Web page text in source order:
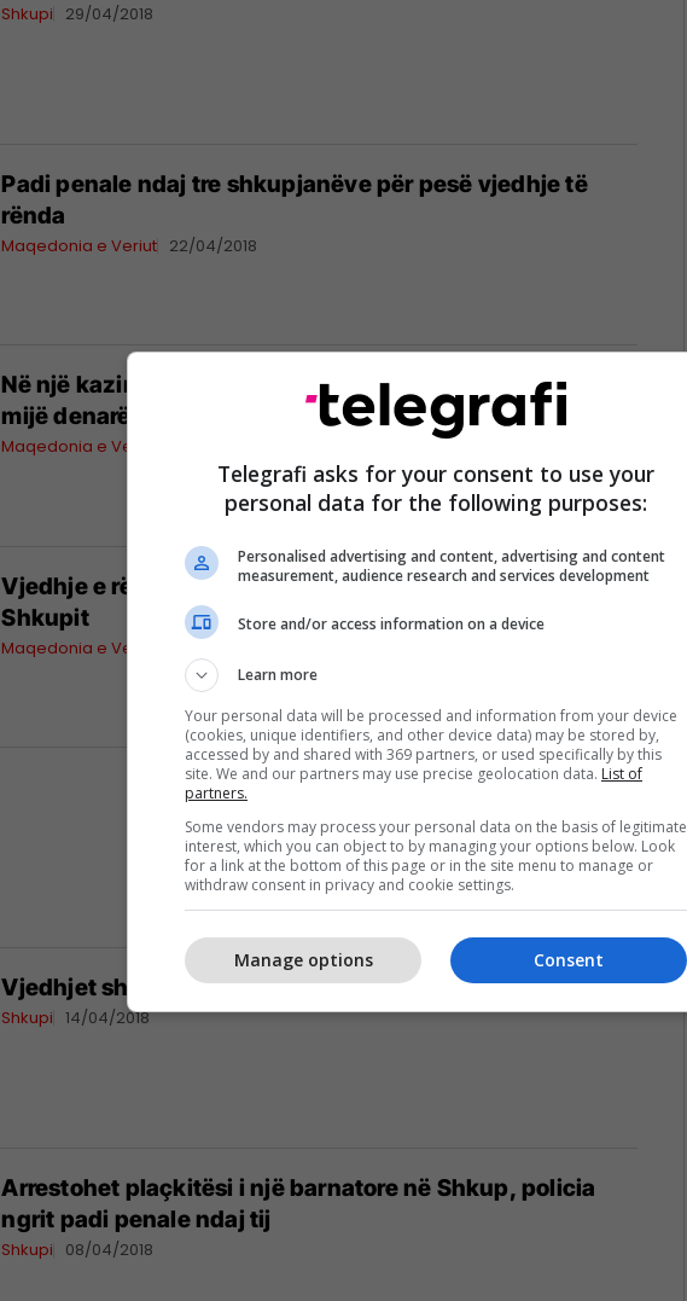
Shkupi 29/04/2018
Padi penale ndaj tre shkupjanëve për pesë vjedhje të
rënda
Maqedonia e Veriut 22/04/2018
Në një kazino në Shkup janë vjedhur më shumë se 125
mijë denarë
Maqedonia e Veriut
Vjedhje e rëndë në një banesë në Gjorçe Petrov të
Shkupit
Maqedonia e Veriut
Vjedhjet shqetësim serioz për banorët e Shkupit
Shkupi 14/04/2018
Arrestohet plaçkitësi i një barnatore në Shkup, policia
ngrit padi penale ndaj tij
Shkupi 08/04/2018
Telegrafi asks for your consent to use your
personal data for the following purposes:
Personalised advertising and content, advertising and content
measurement, audience research and services development
Store and/or access information on a device
Learn more
Your personal data will be processed and information from your device
(cookies, unique identifiers, and other device data) may be stored by,
accessed by and shared with 369 partners, or used specifically by this
site. We and our partners may use precise geolocation data. List of
partners.
Some vendors may process your personal data on the basis of legitimate
interest, which you can object to by managing your options below. Look
for a link at the bottom of this page or in the site menu to manage or
withdraw consent in privacy and cookie settings.
Consent
Manage options